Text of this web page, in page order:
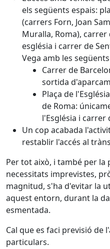
els següents espais:
(carrers Forn, Joan
Muralla, Roma),
església i carrer de
Vega amb les
Carrer de
sortida
Plaça de
de Roma:
l'Església i carrer
Un cop acabada
restablir l'accés al
Per tot això, i també per
necessitats imprevistes,
magnitud, s'ha d'evitar la
aquest entorn, durant la
esmentada.
Cal que es faci previsió de
particulars.